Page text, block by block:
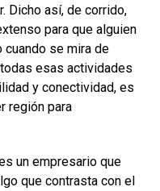
Dicho así, de corrido,
para que alguien
cuando se mira de
esas actividades
y conectividad, es
región para
un empresario que
que contrasta con el